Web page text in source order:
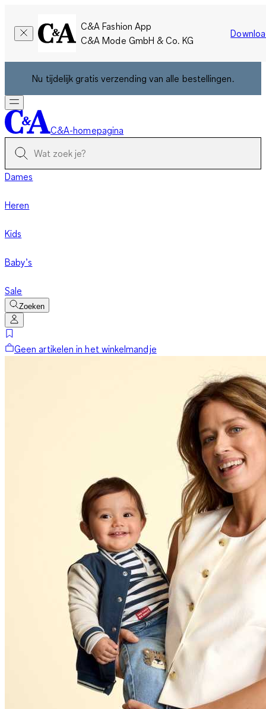
C&A Fashion App
C&A Mode GmbH & Co. KG
Nu tijdelijk gratis verzending van alle bestellingen.
C&A-homepagina
Dames
Heren
Kids
Baby’s
Sale
Zoeken
Geen artikelen in het winkelmandje